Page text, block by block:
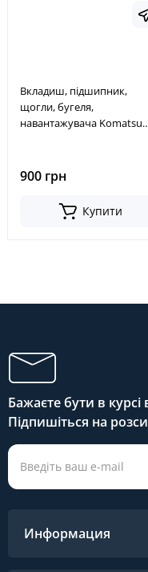
Вкладиш, підшипник,
щогли, бугеля,
навантажувача Komatsu
900 грн
Купити
Бажаєте бути в
Підпишіться на
Информация